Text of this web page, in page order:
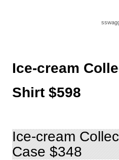
Ice-cream
Shirt $598
Ice-cream
Case $348